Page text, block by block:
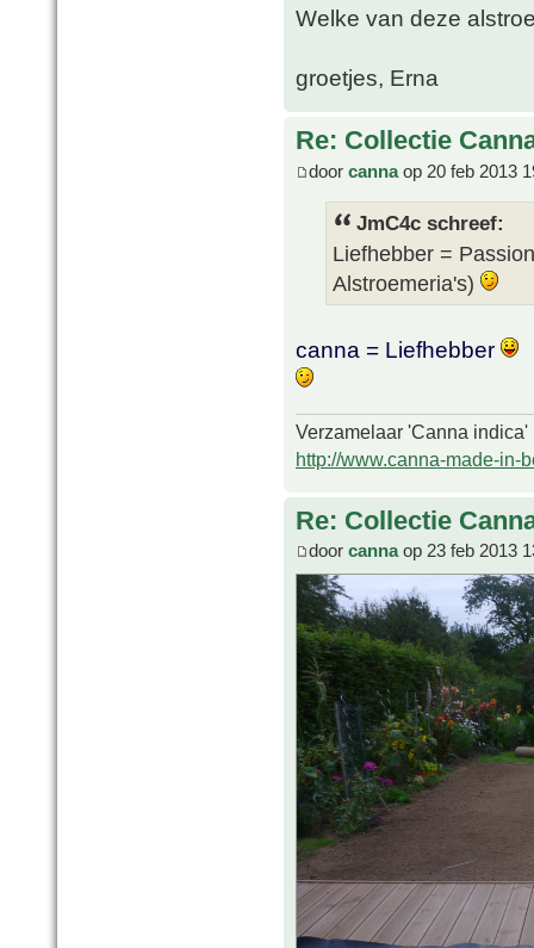
Welke van deze
groetjes, Erna
Re: Collectie
door cannaop 20 feb 2013
JmC4c schreef:
Liefhebber =
Alstroemeria's)
canna = Liefhebber
Verzamelaar 'Canna indica'
http://www.canna-made-in-
Re: Collectie
door cannaop 23 feb 2013